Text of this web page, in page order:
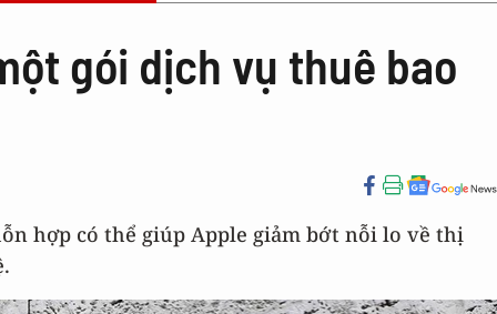
gói dịch vụ thuê bao
hợp có thể giúp Apple giảm bớt nỗi lo về thị